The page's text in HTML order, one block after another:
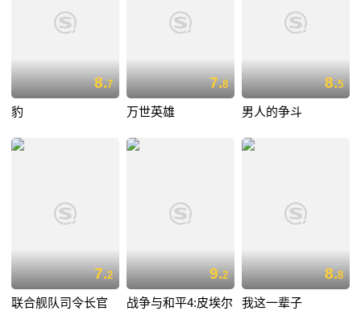
8.7
豹
7.8
万世英雄
8.5
男人的争斗
7.2
联合舰队司令长官
9.2
战争与和平4:皮埃尔
8.8
我这一辈子